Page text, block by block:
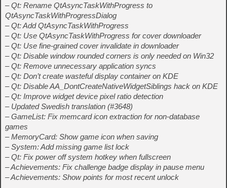
– Qt: Rename QtAsyncTaskWithProgress to
QtAsyncTaskWithProgressDialog
– Qt: Add QtAsyncTaskWithProgress
– Qt: Use QtAsyncTaskWithProgress for cover downloader
– Qt: Use fine-grained cover invalidate in downloader
– Qt: Disable window rounded corners is only needed on Win32
– Qt: Remove unnecessary application syncs
– Qt: Don’t create wasteful display container on KDE
– Qt: Disable AA_DontCreateNativeWidgetSiblings hack on KDE
– Qt: Improve widget device pixel ratio detection
– Updated Swedish translation (#3648)
– GameList: Fix memcard icon extraction for non-database
games
– MemoryCard: Show game icon when saving
– System: Add missing game list lock
– Qt: Fix power off system hotkey when fullscreen
– Achievements: Fix challenge badge display in pause menu
– Achievements: Show points for most recent unlock